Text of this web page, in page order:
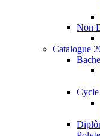
Non
Catalogue